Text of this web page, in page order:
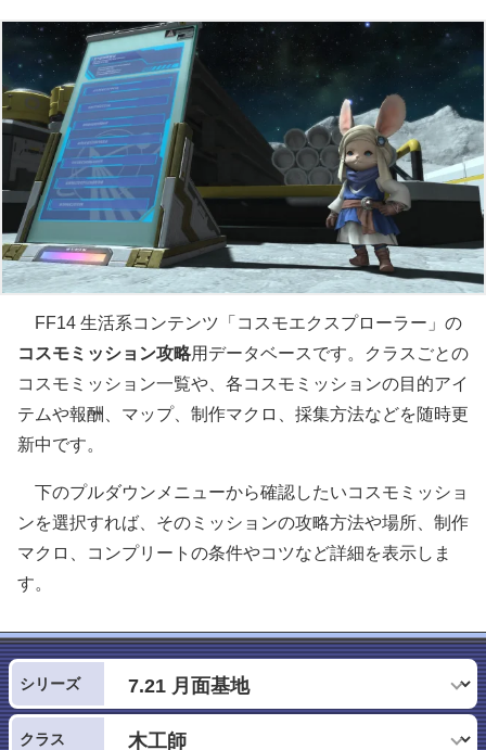
FF14 生活系コンテンツ「コスモエクスプローラー」の
コスモミッション攻略用データベースです。クラスごとの
コスモミッション一覧や、各コスモミッションの目的アイ
テムや報酬、マップ、制作マクロ、採集方法などを随時更
新中です。
下のプルダウンメニューから確認したいコスモミッショ
ンを選択すれば、そのミッションの攻略方法や場所、制作
マクロ、コンプリートの条件やコツなど詳細を表示しま
す。
シリーズ
クラス